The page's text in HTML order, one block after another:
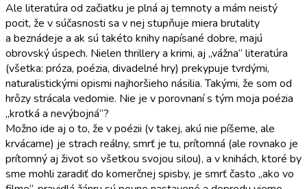
Ale literatúra od začiatku je plná aj temnoty a mám neistý
pocit, že v súčasnosti sa v nej stupňuje miera brutality
a beznádeje a ak sú takéto knihy napísané dobre, majú
obrovský úspech. Nielen thrillery a krimi, aj „vážna“ literatúra
(všetka: próza, poézia, divadelné hry) prekypuje tvrdými,
naturalistickými opismi najhoršieho násilia. Takými, že som od
hrôzy strácala vedomie. Nie je v porovnaní s tým moja poézia
„krotká a nevýbojná“?
Možno ide aj o to, že v poézii (v takej, akú nie píšeme, ale
krvácame) je strach reálny, smrť je tu, prítomná (ale rovnako je
prítomný aj život so všetkou svojou silou), a v knihách, ktoré by
sme mohli zaradiť do komerčnej spisby, je smrť často „ako vo